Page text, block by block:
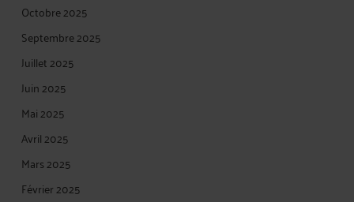
Octobre 2025
Septembre 2025
Juillet 2025
Juin 2025
Mai 2025
Avril 2025
Mars 2025
Février 2025